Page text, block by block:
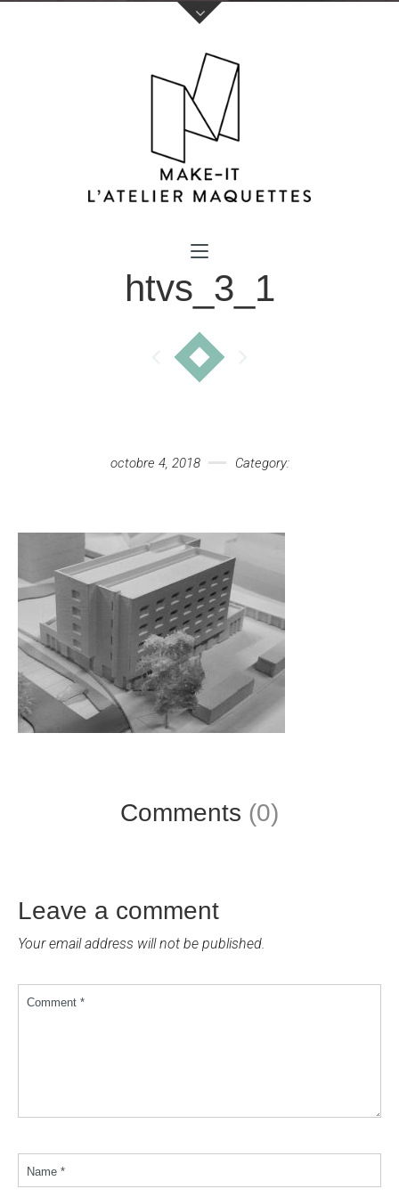
Votre nom (obligatoire)
Votre e-mail (obligatoire)htvs_3_1
octobre 4, 2018 Category:
Comments (0)
Leave a comment
Your email address will not be published.
Comment *
Name *